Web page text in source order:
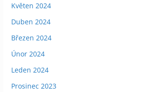
Květen 2024
Duben 2024
Březen 2024
Únor 2024
Leden 2024
Prosinec 2023